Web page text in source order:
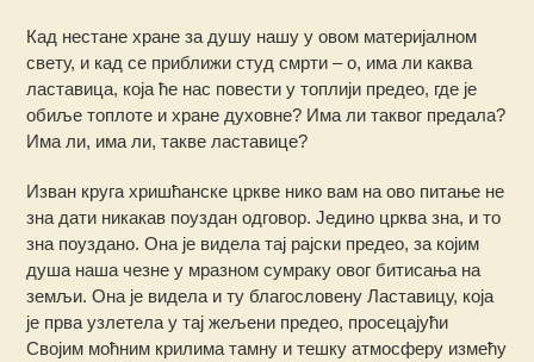
Кад нестане хране за душу нашу у овом материјалном
свету, и кад се приближи студ смрти – о, има ли каква
ластавица, која ће нас повести у топлији предео, где је
обиље топлоте и хране духовне? Има ли таквог предала?
Има ли, има ли, такве ластавице?
Изван круга хришћанске цркве нико вам на ово питање не
зна дати никакав поуздан одговор. Једино црква зна, и то
зна поуздано. Она је видела тај рајски предео, за којим
душа наша чезне у мразном сумраку овог битисања на
земљи. Она је видела и ту благословену Ластавицу, која
је прва узлетела у тај жељени предео, просецајући
Својим моћним крилима тамну и тешку атмосферу измећу